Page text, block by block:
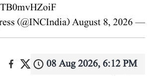
— Congress (@INCIndia)
August 8, 2026
08 Aug 2026, 6:12 PM